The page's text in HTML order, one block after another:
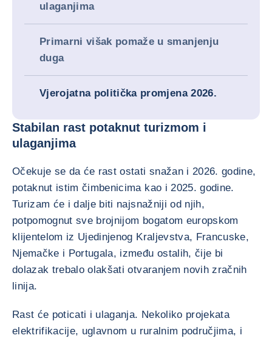
ulaganjima
Primarni višak pomaže u smanjenju
duga
Vjerojatna politička promjena 2026.
Stabilan rast potaknut turizmom i
ulaganjima
Očekuje se da će rast ostati snažan i 2026. godine,
potaknut istim čimbenicima kao i 2025. godine.
Turizam će i dalje biti najsnažniji od njih,
potpomognut sve brojnijom bogatom europskom
klijentelom iz Ujedinjenog Kraljevstva, Francuske,
Njemačke i Portugala, između ostalih, čije bi
dolazak trebalo olakšati otvaranjem novih zračnih
linija.
Rast će poticati i ulaganja. Nekoliko projekata
elektrifikacije, uglavnom u ruralnim područjima, i